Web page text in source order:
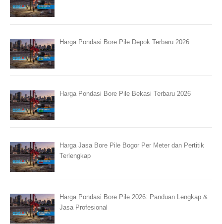
Harga Pondasi Bore Pile Depok Terbaru 2026
Harga Pondasi Bore Pile Bekasi Terbaru 2026
Harga Jasa Bore Pile Bogor Per Meter dan Pertitik
Terlengkap
Harga Pondasi Bore Pile 2026: Panduan Lengkap &
Jasa Profesional